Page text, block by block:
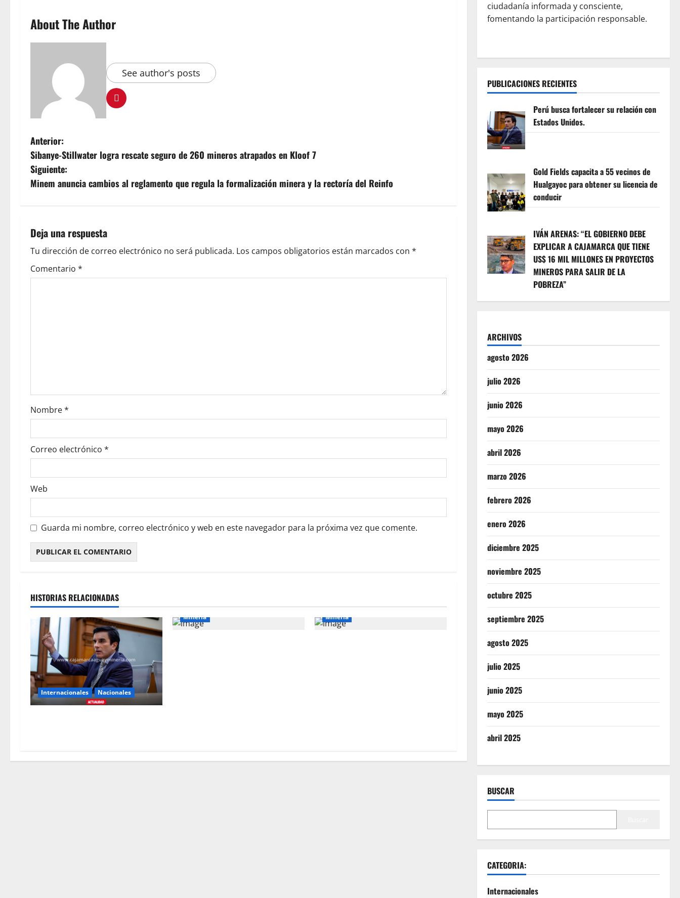
About The Author
See author's posts
Anterior:
Sibanye-Stillwater logra rescate seguro de 260 mineros atrapados en Kloof 7
Siguiente:
Minem anuncia cambios al reglamento que regula la formalización minera y la rectoría del Reinfo
Deja una respuesta
Tu dirección de correo electrónico no será publicada. Los campos obligatorios están marcados con *
Comentario *
Nombre*
Correo electrónico *
Web
Guarda mi nombre, correo electrónico y web en este navegador para la próxima vez que comente.
HISTORIAS RELACIONADAS
Internacionales Nacionales
Mineria Mineria
ciudadanía informada y consciente,
fomentando la participación responsable.
PUBLICACIONES RECIENTES
Perú busca fortalecer su relación con
Estados Unidos.
Gold Fields capacita a 55 vecinos de
Hualgayoc para obtener su licencia de
conducir
IVÁN ARENAS: “EL GOBIERNO DEBE
EXPLICAR A CAJAMARCA QUE TIENE
US$ 16 MIL MILLONES EN PROYECTOS
MINEROS PARA SALIR DE LA
POBREZA”
ARCHIVOS
agosto 2026
julio 2026
junio 2026
mayo 2026
abril 2026
marzo 2026
febrero 2026
enero 2026
diciembre 2025
noviembre 2025
octubre 2025
septiembre 2025
agosto 2025
julio 2025
junio 2025
mayo 2025
abril 2025
BUSCAR
CATEGORIA:
Internacionales